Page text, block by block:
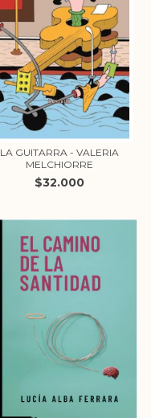
LA GUITARRA - VALERIA
MELCHIORRE
$32.000